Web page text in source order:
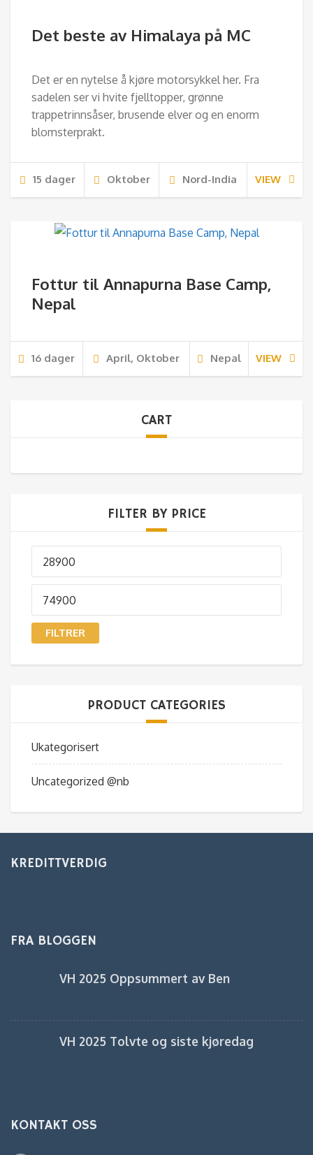
Det beste av Himalaya på MC
Det er en nytelse å kjøre motorsykkel her. Fra
sadelen ser vi hvite fjelltopper, grønne
trappetrinnsåser, brusende elver og en enorm
blomsterprakt.
15 dager Oktober Nord-India VIEW
Fottur til Annapurna Base Camp,
Nepal
16 dager April, Oktober Nepal VIEW
CART
FILTER BY PRICE
Min.
pris
Makspris
FILTRER
PRODUCT CATEGORIES
Ukategorisert
Uncategorized @nb
KREDITTVERDIG
FRA BLOGGEN
VH 2025 Oppsummert av Ben
VH 2025 Tolvte og siste kjøredag
KONTAKT OSS